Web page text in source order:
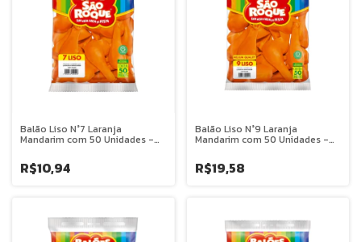
Balão Liso N°7 Laranja
Mandarim com 50 Unidades -
R$10,94
Balão Liso N°9 Laranja
Mandarim com 50 Unidades -
R$19,58